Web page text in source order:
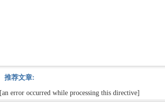
推荐文章:
[an error occurred while processing this directive]